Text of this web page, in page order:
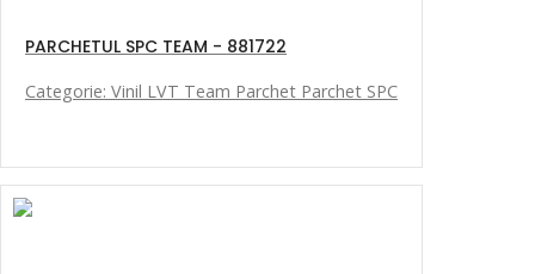
PARCHETUL SPC TEAM - 881722
Categorie: Vinil LVT Team Parchet Parchet SPC